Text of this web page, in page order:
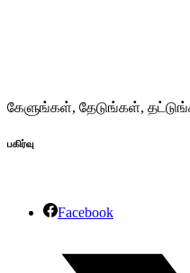
கேளுங்கள், தேடுங்கள்,
பகிர்வு
Facebook